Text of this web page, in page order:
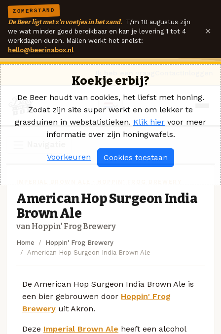
ZOMERSTAND
De Beer ligt met z'n voetjes in het zand. T/m 10 augustus zijn
we wat minder goed bereikbaar en kan je levering 1 tot 4
werkdagen duren. Mailen werkt het snelst:
hello@beerinabox.nl
×
American Hop Surgeon India
Brown Ale
van Hoppin' Frog Brewery
Home
Hoppin' Frog Brewery
American Hop Surgeon India Brown Ale
De American Hop Surgeon India Brown Ale is
een bier gebrouwen door Hoppin' Frog
Brewery uit Akron.
Deze Imperial Brown Ale heeft een alcohol
Koekje erbij?
De Beer houdt van cookies, het liefst met honing.
Zodat zijn site super werkt en om lekker te
grasduinen in webstatistieken. Klik hier voor meer
informatie over zijn honingwafels.
Voorkeuren Cookies toestaan